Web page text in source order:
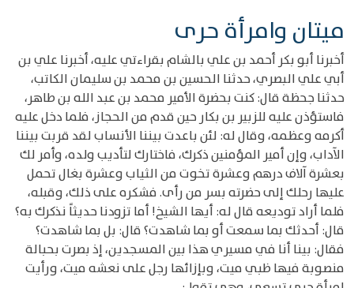
ميتان وامرأة حرى
أخبرنا أبو بكر أحمد بن علي بالشام بقراءتي عليه، أخبرنا علي بن
أبي علي البصري، حدثنا الحسين بن محمد بن سليمان الكاتب،
حدثنا جحظة قال: كنت بحضرة الأمير محمد بن عبد الله بن طاهر،
فاستؤذن عليه للزبير بن بكار حين قدم من الحجاز، فلما دخل عليه
أكرمه وعظمه، وقال له: لئن باعدت بيننا الأنساب لقد قربت بيننا
الآداب، وإن أمير المؤمنين ذكرك، فاختارك لتأديب ولده، وأمر لك
بعشرة آلاف درهم وعشرة تخوت من الثياب وعشرة بغال تحمل
عليها رحلك إلى حضرته بسر من رأى. فشكره على ذلك، وقبله،
فلما أراد توديعه قال له: أيها الشيخ! أما تزودنا حديثاً نذكرك به؟
قال: أحدثك بما سمعت أو بما شاهدت؟ قال: بل بما شاهدت؟
فقال: بينا أنا في مسيري هذا بين المسجدين، إذ بصرت بحبالة
منصوبة فيها ظبي ميت، وبإزائها رجل على نعشه ميت، ورأيت